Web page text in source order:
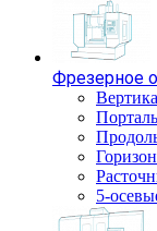
Фрезерное
5-